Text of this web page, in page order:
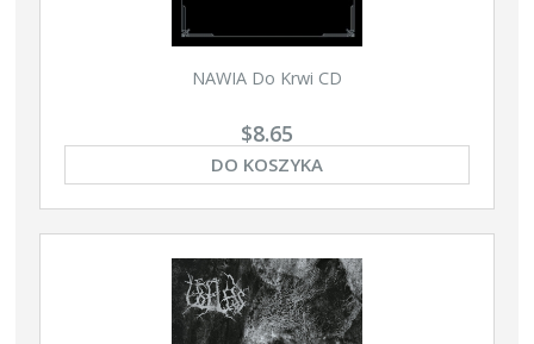
NAWIA Do Krwi CD
$8.65
DO KOSZYKA